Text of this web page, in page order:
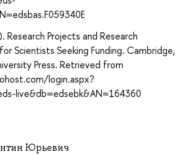
Research Projects and Research
Scientists Seeking Funding. Cambridge,
Press. Retrieved from
login.aspx?
live&db=edsebk&AN=164360
Юрьевич